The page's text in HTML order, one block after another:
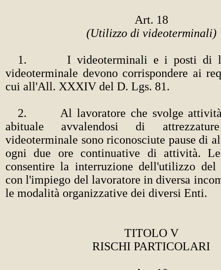
Art. 18
(Utilizzo di videoterminali)
1. I videoterminali e i posti di
videoterminale devono corrispondere ai
cui all'All. XXXIV del D. Lgs. 81.
2. Al lavoratore che svolge attività
abituale avvalendosi di
videoterminale sono riconosciute pause di
ogni due ore continuative di attività. Le
consentire la interruzione dell'utilizzo del
con l'impiego del lavoratore in diversa
le modalità organizzative dei diversi Enti.
TITOLO V
RISCHI PARTICOLARI